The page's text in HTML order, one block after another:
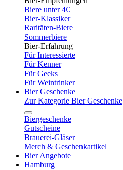
Biere unter 4€
Bier-Klassiker
Raritäten-Biere
Sommerbiere
Bier-Erfahrung
Für Interessierte
Für Kenner
Für Geeks
Für Weintrinker
Bier Geschenke
Zur Kategorie Bier Geschenke
Biergeschenke
Gutscheine
Brauerei-Gläser
Merch & Geschenkartikel
Bier Angebote
Hamburg